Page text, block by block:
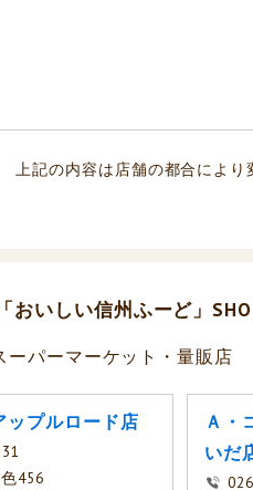
上記の内容は店舗の都合によ
おいしい信州ふーど」
ーパーマーケット・量販店
ップルロード店
456
Ａ・
いだ